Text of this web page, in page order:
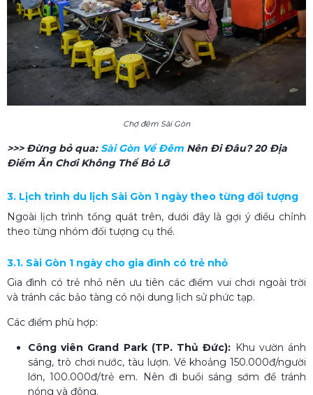
Chợ đêm Sài Gòn
>>> Đừng bỏ qua: Sài Gòn Về Đêm​ Nên Đi Đâu? 20 Địa
Điểm Ăn Chơi Không Thể Bỏ Lỡ
3. Lịch trình du lịch Sài Gòn 1 ngày theo từng đối tượng
Ngoài lịch trình tổng quát trên, dưới đây là gợi ý điều chỉnh
theo từng nhóm đối tượng cụ thể.
3.1. Sài Gòn 1 ngày cho gia đình có trẻ nhỏ
Gia đình có trẻ nhỏ nên ưu tiên các điểm vui chơi ngoài trời
và tránh các bảo tàng có nội dung lịch sử phức tạp.
Các điểm phù hợp:
Công viên Grand Park (TP. Thủ Đức): Khu vườn ánh
sáng, trò chơi nước, tàu lượn. Vé khoảng 150.000đ/người
lớn, 100.000đ/trẻ em. Nên đi buổi sáng sớm để tránh
nóng và đông.